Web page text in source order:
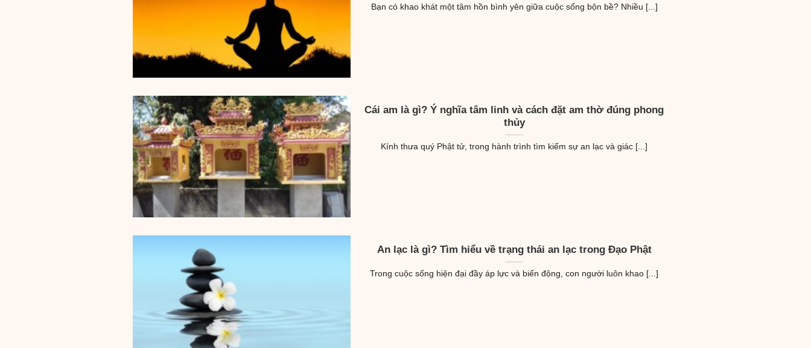
Bạn có khao khát một tâm hồn bình yên giữa cuộc sống bộn bề? Nhiều [...]
Cái am là gì? Ý nghĩa tâm linh và cách đặt am thờ đúng phong
thủy
Kính thưa quý Phật tử, trong hành trình tìm kiếm sự an lạc và giác [...]
An lạc là gì? Tìm hiểu về trạng thái an lạc trong Đạo Phật
Trong cuộc sống hiện đại đầy áp lực và biến động, con người luôn khao [...]